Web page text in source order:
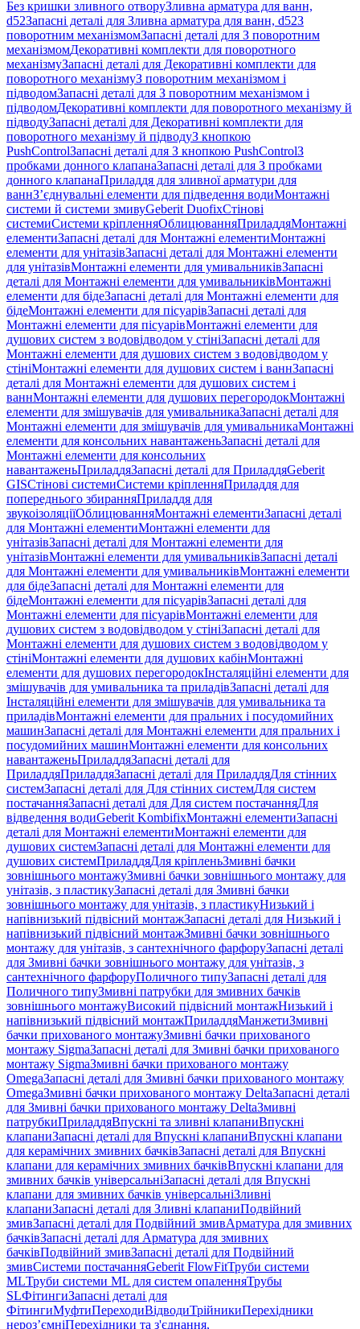
Без кришки зливного отворуЗливна арматура для ванн,
d52Запасні деталі для Зливна арматура для ванн, d52З
поворотним механізмомЗапасні деталі для З поворотним
механізмомДекоративні комплекти для поворотного
механізмуЗапасні деталі для Декоративні комплекти для
поворотного механізмуЗ поворотним механізмом і
підводомЗапасні деталі для З поворотним механізмом і
підводомДекоративні комплекти для поворотного механізму й
підводуЗапасні деталі для Декоративні комплекти для
поворотного механізму й підводуЗ кнопкою
PushControlЗапасні деталі для З кнопкою PushControlЗ
пробками донного клапанаЗапасні деталі для З пробками
донного клапанаПриладдя для зливної арматури для
ваннЗ’єднувальні елементи для підведення водиМонтажні
системи й системи змивуGeberit DuofixСтінові
системиСистеми кріпленняОблицюванняПриладдяМонтажні
елементиЗапасні деталі для Монтажні елементиМонтажні
елементи для унітазівЗапасні деталі для Монтажні елементи
для унітазівМонтажні елементи для умивальниківЗапасні
деталі для Монтажні елементи для умивальниківМонтажні
елементи для бідеЗапасні деталі для Монтажні елементи для
бідеМонтажні елементи для пісуарівЗапасні деталі для
Монтажні елементи для пісуарівМонтажні елементи для
душових систем з водовідводом у стініЗапасні деталі для
Монтажні елементи для душових систем з водовідводом у
стініМонтажні елементи для душових систем і ваннЗапасні
деталі для Монтажні елементи для душових систем і
ваннМонтажні елементи для душових перегородокМонтажні
елементи для змішувачів для умивальникаЗапасні деталі для
Монтажні елементи для змішувачів для умивальникаМонтажні
елементи для консольних навантаженьЗапасні деталі для
Монтажні елементи для консольних
навантаженьПриладдяЗапасні деталі для ПриладдяGeberit
GISСтінові системиСистеми кріпленняПриладдя для
попереднього збиранняПриладдя для
звукоізоляціїОблицюванняМонтажні елементиЗапасні деталі
для Монтажні елементиМонтажні елементи для
унітазівЗапасні деталі для Монтажні елементи для
унітазівМонтажні елементи для умивальниківЗапасні деталі
для Монтажні елементи для умивальниківМонтажні елементи
для бідеЗапасні деталі для Монтажні елементи для
бідеМонтажні елементи для пісуарівЗапасні деталі для
Монтажні елементи для пісуарівМонтажні елементи для
душових систем з водовідводом у стініЗапасні деталі для
Монтажні елементи для душових систем з водовідводом у
стініМонтажні елементи для душових кабінМонтажні
елементи для душових перегородокІнсталяційні елементи для
змішувачів для умивальника та приладівЗапасні деталі для
Інсталяційні елементи для змішувачів для умивальника та
приладівМонтажні елементи для пральних і посудомийних
машинЗапасні деталі для Монтажні елементи для пральних і
посудомийних машинМонтажні елементи для консольних
навантаженьПриладдяЗапасні деталі для
ПриладдяПриладдяЗапасні деталі для ПриладдяДля стінних
системЗапасні деталі для Для стінних системДля систем
постачанняЗапасні деталі для Для систем постачанняДля
відведення водиGeberit KombifixМонтажні елементиЗапасні
деталі для Монтажні елементиМонтажні елементи для
душових системЗапасні деталі для Монтажні елементи для
душових системПриладдяДля кріпленьЗмивні бачки
зовнішнього монтажуЗмивні бачки зовнішнього монтажу для
унітазів, з пластикуЗапасні деталі для Змивні бачки
зовнішнього монтажу для унітазів, з пластикуНизький і
напівнизький підвісний монтажЗапасні деталі для Низький і
напівнизький підвісний монтажЗмивні бачки зовнішнього
монтажу для унітазів, з сантехнічного фарфоруЗапасні деталі
для Змивні бачки зовнішнього монтажу для унітазів, з
сантехнічного фарфоруПоличного типуЗапасні деталі для
Поличного типуЗмивні патрубки для змивних бачків
зовнішнього монтажуВисокий підвісний монтажНизький і
напівнизький підвісний монтажПриладдяМанжетиЗмивні
бачки прихованого монтажуЗмивні бачки прихованого
монтажу SigmaЗапасні деталі для Змивні бачки прихованого
монтажу SigmaЗмивні бачки прихованого монтажу
OmegaЗапасні деталі для Змивні бачки прихованого монтажу
OmegaЗмивні бачки прихованого монтажу DeltaЗапасні деталі
для Змивні бачки прихованого монтажу DeltaЗмивні
патрубкиПриладдяВпускні та зливні клапаниВпускні
клапаниЗапасні деталі для Впускні клапаниВпускні клапани
для керамічних змивних бачківЗапасні деталі для Впускні
клапани для керамічних змивних бачківВпускні клапани для
змивних бачків універсальніЗапасні деталі для Впускні
клапани для змивних бачків універсальніЗливні
клапаниЗапасні деталі для Зливні клапаниПодвійний
змивЗапасні деталі для Подвійний змивАрматура для змивних
бачкiвЗапасні деталі для Арматура для змивних
бачкiвПодвійний змивЗапасні деталі для Подвійний
змивСистеми постачанняGeberit FlowFitТруби системи
MLТруби системи ML для систем опаленняТрубы
SLФітингиЗапасні деталі для
ФітингиМуфтиПереходиВідводиТрійникиПерехідники
нероз’ємніПерехідники та з'єднання,